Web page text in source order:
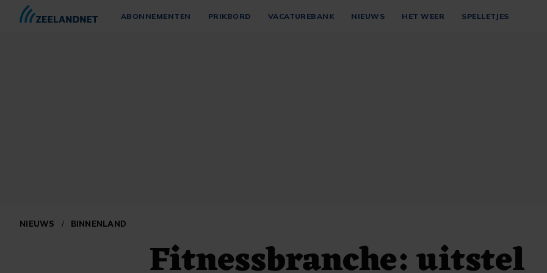
ABONNEMENTEN PRIKBORD VACATUREBANK NIEUWS HET WEER SPELLETJES
NIEUWS / BINNENLAND